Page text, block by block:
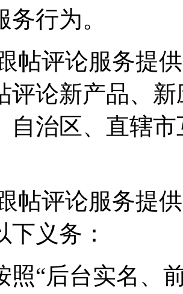
行为。
帖评论服务提
评论新产品、
自治区、直辖
帖评论服务提
下义务：
照“后台实名、